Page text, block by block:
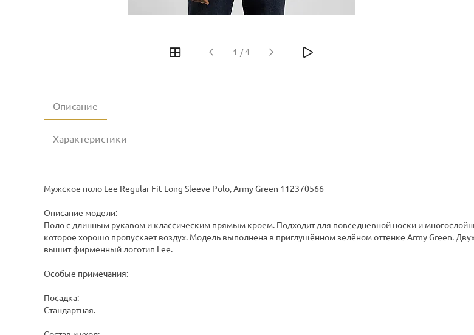
1 / 4
Описание
Характеристики
Мужское поло Lee Regular Fit Long Sleeve Polo, Army Green 112370566
Описание модели:
Поло с длинным рукавом и классическим прямым кроем. Подходит для повседневной носки и
которое хорошо пропускает воздух. Модель выполнена в приглушённом зелёном оттенке Army Green.
вышит фирменный логотип Lee.
Особые примечания:
Посадка:
Стандартная.